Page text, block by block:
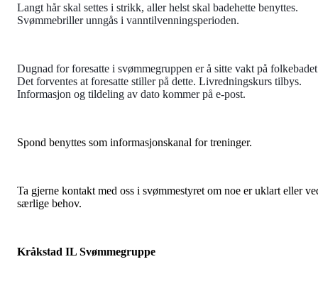
Langt hår skal settes i strikk, aller helst skal badehette benyttes.
Svømmebriller unngås i vanntilvenningsperioden.
Dugnad for foresatte i svømmegruppen er å sitte vakt på
Det forventes at foresatte stiller på dette. Livredningskurs tilbys.
Informasjon og tildeling av dato kommer på e-post.
Spond benyttes som informasjonskanal for treninger.
Ta gjerne kontakt med oss i svømmestyret om noe er uklart eller
særlige behov.
Kråkstad IL Svømmegruppe